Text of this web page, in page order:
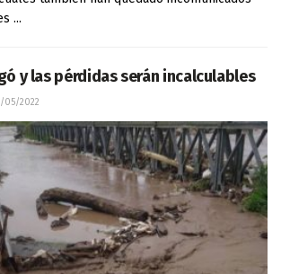
...
y las pérdidas serán incalculables
05/2022